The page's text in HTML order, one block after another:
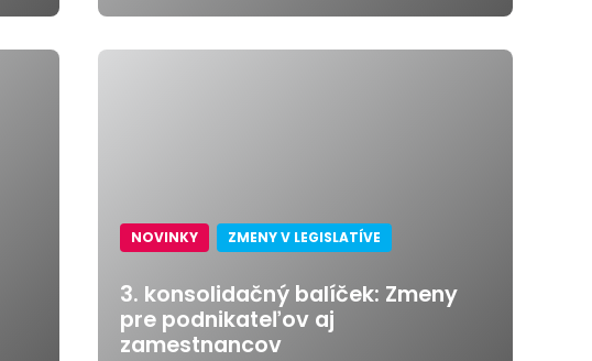
NOVINKY ZMENY V LEGISLATÍVE
3. konsolidačný balíček: Zmeny
pre podnikateľov aj
zamestnancov